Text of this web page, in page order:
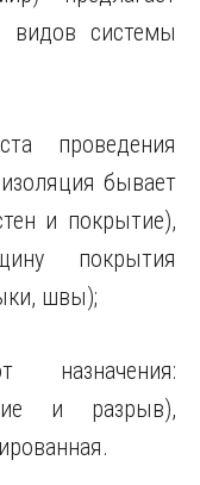
видов системы
проведения
бывает
и покрытие),
покрытия
швы);
и разрыв),